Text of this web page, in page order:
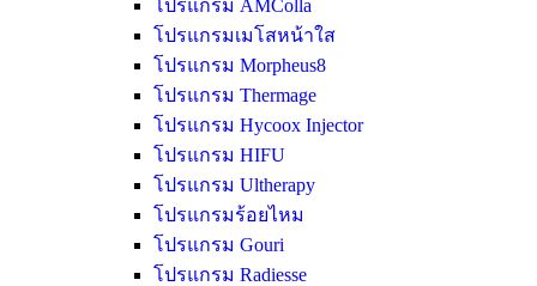
โปรแกรม AMColla
โปรแกรมเมโสหน้าใส
โปรแกรม Morpheus8
โปรแกรม Thermage
โปรแกรม Hycoox Injector
โปรแกรม HIFU
โปรแกรม Ultherapy
โปรแกรมร้อยไหม
โปรแกรม Gouri
โปรแกรม Radiesse